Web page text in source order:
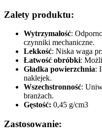
Zalety produktu:
Wytrzymałość:
czynniki mechaniczne.
Lekkość: Niska waga
Łatwość obróbki:
Gładka powierzchnia:
naklejek.
Wszechstronność:
branżach.
Gęstość: 0,45 g/cm3
Zastosowanie: